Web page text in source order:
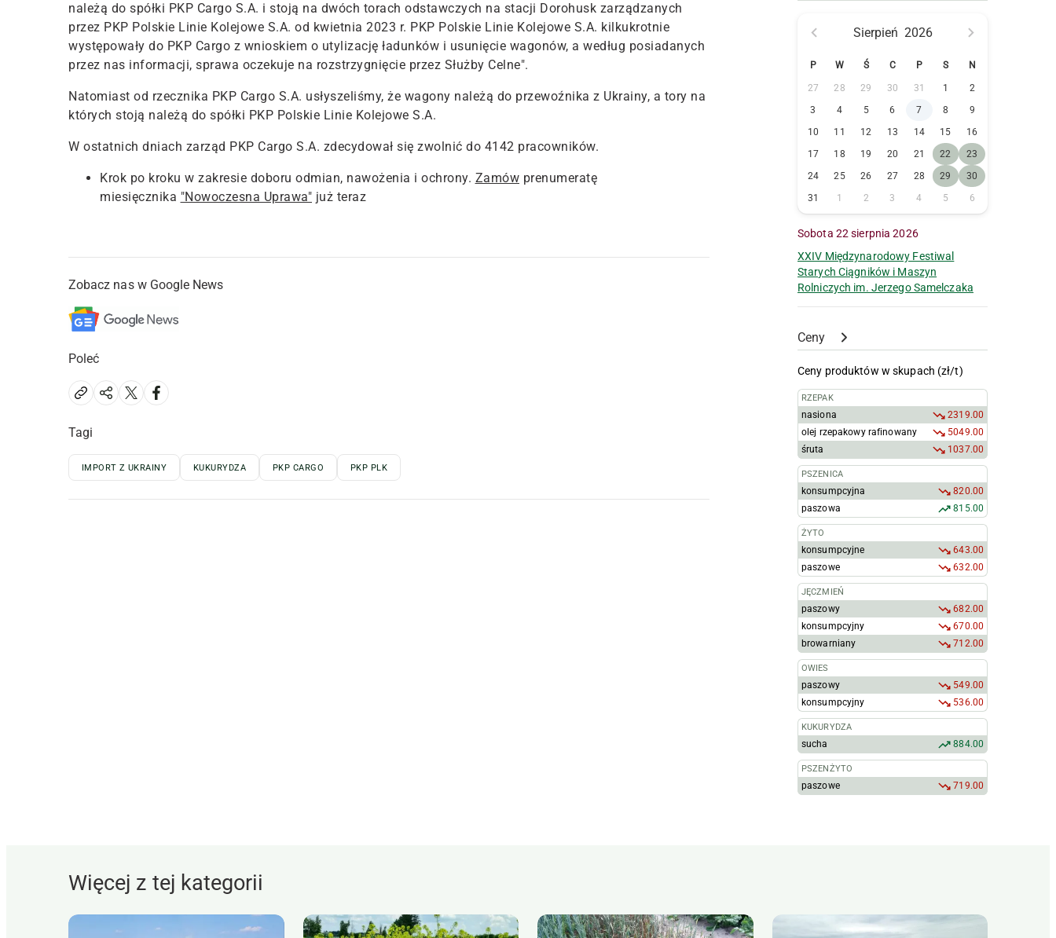
należą do spółki PKP Cargo S.A. i stoją na dwóch torach odstawczych na stacji Dorohusk zarządzanych
przez PKP Polskie Linie Kolejowe S.A. od kwietnia 2023 r. PKP Polskie Linie Kolejowe S.A. kilkukrotnie
występowały do PKP Cargo z wnioskiem o utylizację ładunków i usunięcie wagonów, a według posiadanych
przez nas informacji, sprawa oczekuje na rozstrzygnięcie przez Służby Celne".
Natomiast od rzecznika PKP Cargo S.A. usłyszeliśmy, że wagony należą do przewoźnika z Ukrainy, a tory na
których stoją należą do spółki PKP Polskie Linie Kolejowe S.A.
W ostatnich dniach zarząd PKP Cargo S.A. zdecydował się zwolnić do 4142 pracowników.
Krok po kroku w zakresie doboru odmian, nawożenia i ochrony. Zamów prenumeratę
miesięcznika "Nowoczesna Uprawa" już teraz
Zobacz nas w Google News
Poleć
Tagi
IMPORT Z UKRAINY KUKURYDZA PKP CARGO PKP PLK
Sierpień 2026
P W Ś C P S N
27 28 29 30 31 1
2
3
4 5 6 7 8
9
10
11 12 13 14 15
16
17
18 19 20 21 22
23
24
25 26 27 28 29
30
31
1 2 3 4 5 6
Sobota 22 sierpnia 2026
XXIV Międzynarodowy Festiwal
Starych Ciągników i Maszyn
Rolniczych im. Jerzego Samelczaka
Ceny
Ceny produktów w skupach (zł/t)
RZEPAK
nasiona
2319.00
olej rzepakowy rafinowany
5049.00
śruta
1037.00
PSZENICA
konsumpcyjna
820.00
paszowa
815.00
ŻYTO
konsumpcyjne
643.00
paszowe
632.00
JĘCZMIEŃ
paszowy
682.00
konsumpcyjny
670.00
browarniany
712.00
OWIES
paszowy
549.00
konsumpcyjny
536.00
KUKURYDZA
sucha 884.00
PSZENŻYTO
paszowe 719.00
Więcej z tej kategorii